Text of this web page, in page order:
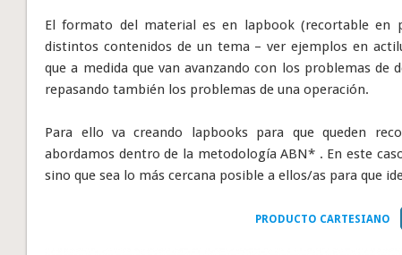
El formato del material es en lapbook (recortable en
distintos contenidos de un tema – ver ejemplos en
que a medida que van avanzando con los problemas de
repasando también los problemas de una operación.
Para ello va creando lapbooks para que queden
abordamos dentro de la metodología ABN* . En este
sino que sea lo más cercana posible a ellos/as para que
PRODUCTO CARTESIANO